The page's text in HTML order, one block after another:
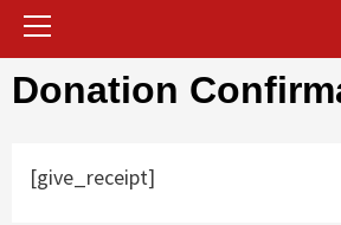
Donation
[give_receipt]